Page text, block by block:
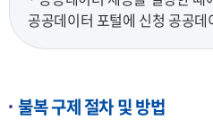
공공데이터 포털에 신청 공공
불복 구제 절차 및 방법